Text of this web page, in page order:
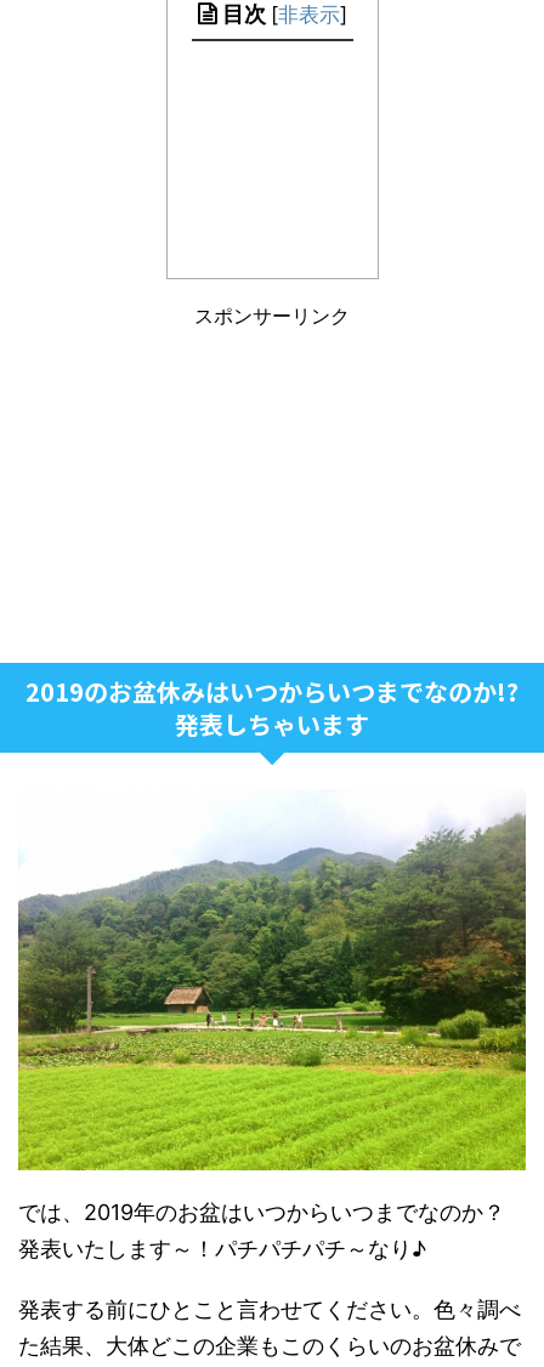
目次 [非表示]
スポンサーリンク
2019のお盆休みはいつからいつまでなのか!?
発表しちゃいます
では、2019年のお盆はいつからいつまでなのか？
発表いたします～！パチパチパチ～なり♪
発表する前にひとこと言わせてください。色々調べ
た結果、大体どこの企業もこのくらいのお盆休みで